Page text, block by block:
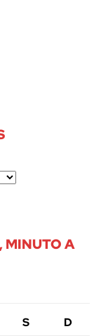
MINUTO A
S D